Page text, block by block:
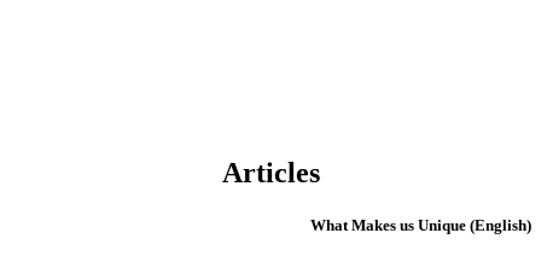
Articles
(English) What Makes us Unique